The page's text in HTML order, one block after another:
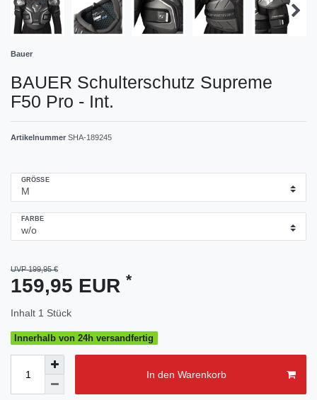
Bauer
BAUER Schulterschutz Supreme
F50 Pro - Int.
Artikelnummer SHA-189245
GRÖSSE
FARBE
UVP 199,95 €
159,95 EUR *
Inhalt 1 Stück
Innerhalb von 24h versandfertig
In den Warenkorb